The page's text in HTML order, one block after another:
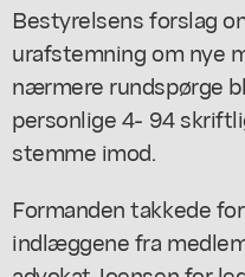
Bestyrelsens forslag
urafstemning om nye
nærmere rundspørge
personlige 4- 94
stemme imod.
Formanden takkede
indlæggene fra